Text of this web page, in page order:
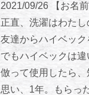
2021/09/26 【お名
正直、洗濯はわた
友達からハイベッ
でもハイベックは
倣って使用したら
思い、1年。もらっ